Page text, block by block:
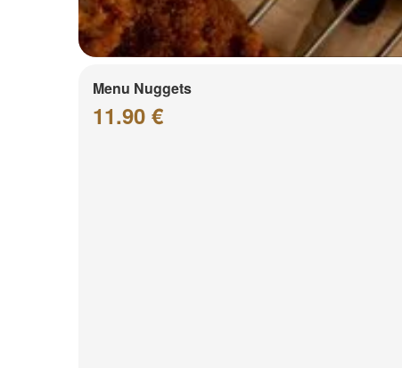
Menu Nuggets
11.90 €